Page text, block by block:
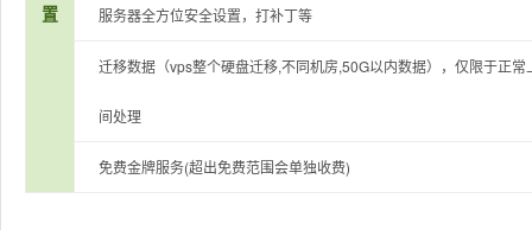
置 服务器全方位安全设置，打补丁等
迁移数据（vps整个硬盘迁移,不同机房,50G以内数据），仅限于正常
间处理
免费金牌服务(超出免费范围会单独收费)